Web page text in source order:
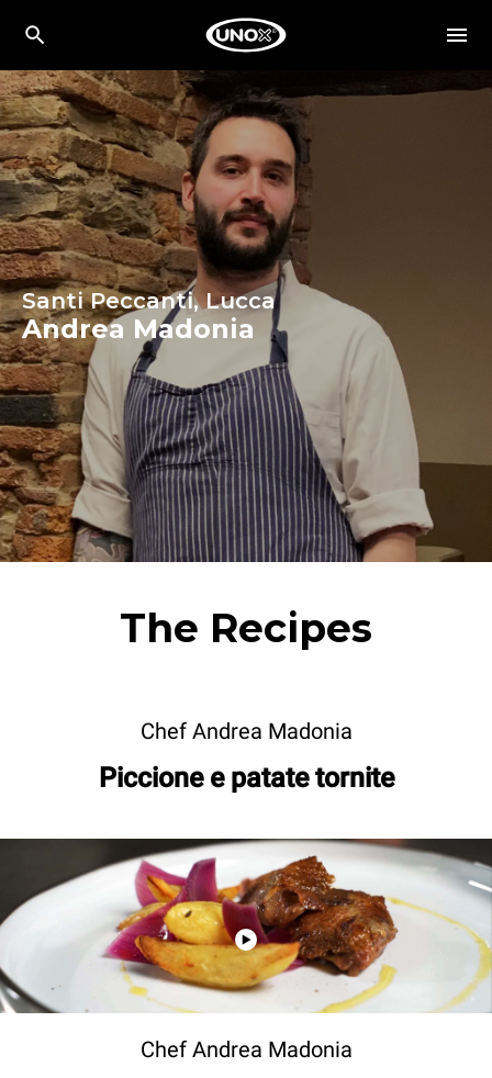
Santi Peccanti, Lucca
Andrea Madonia
The Recipes
Chef Andrea Madonia
Piccione e patate tornite
Chef Andrea Madonia